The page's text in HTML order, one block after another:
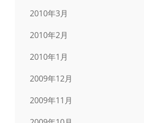
2010年3月
2010年2月
2010年1月
2009年12月
2009年11月